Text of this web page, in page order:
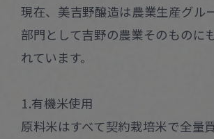
現在、美吉野醸造は農業生産グル
部門として吉野の農業そのものに
れています。
1.有機米使用
原料米はすべて契約栽培米で全量